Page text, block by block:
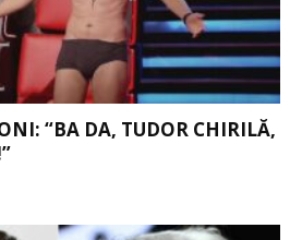
“BA DA, TUDOR CHIRILĂ,